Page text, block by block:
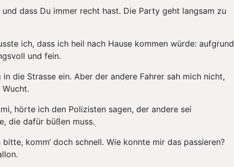
dass Du immer recht hast. Die Party geht langsam zu
ich, dass ich heil nach Hause kommen würde: aufgrund
und fein.
die Strasse ein. Aber der andere Fahrer sah mich nicht,
hörte ich den Polizisten sagen, der andere sei
die dafür büßen muss.
komm‘ doch schnell. Wie konnte mir das passieren?